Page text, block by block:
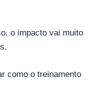
o impacto vai muito
como o treinamento